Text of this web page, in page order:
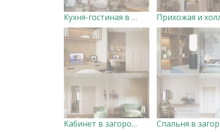
Кухня-гостиная в загородном доме Дизайнер Анна Скорнякова
Кабинет в загородном доме Дизайнер Анна Скорнякова